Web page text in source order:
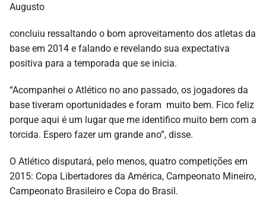
Augusto
concluiu ressaltando o bom aproveitamento dos atletas da
base em 2014 e falando e revelando sua expectativa
positiva para a temporada que se inicia.
“Acompanhei o Atlético no ano passado, os jogadores da
base tiveram oportunidades e foram muito bem. Fico feliz
porque aqui é um lugar que me identifico muito bem com a
torcida. Espero fazer um grande ano”, disse.
O Atlético disputará, pelo menos, quatro competições em
2015: Copa Libertadores da América, Campeonato Mineiro,
Campeonato Brasileiro e Copa do Brasil.